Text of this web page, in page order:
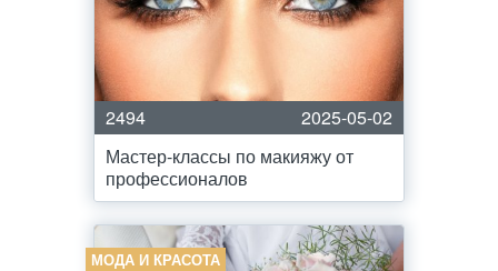
2494
2025-05-02
Мастер-классы по макияжу от
профессионалов
МОДА И КРАСОТА